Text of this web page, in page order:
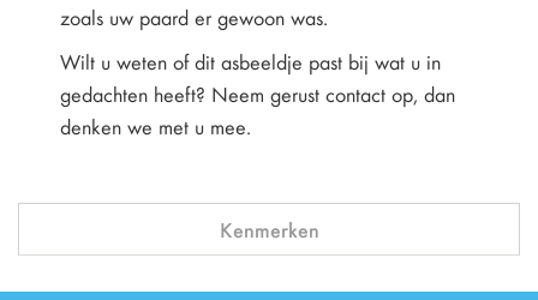
zoals uw paard er gewoon was.
Wilt u weten of dit asbeeldje past bij wat u in
gedachten heeft? Neem gerust contact op, dan
denken we met u mee.
Kenmerken